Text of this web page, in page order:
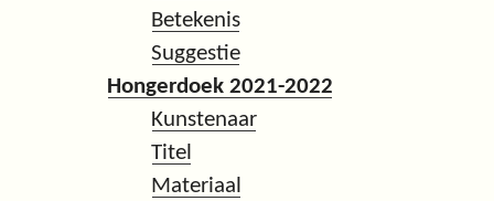
Betekenis
Suggestie
Hongerdoek 2021-2022
Kunstenaar
Titel
Materiaal